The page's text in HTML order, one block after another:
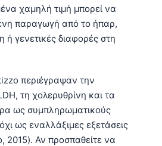
χαμηλή τιμή μπορεί να
παραγωγή από το ήπαρ,
ή γενετικές διαφορές στη
περιέγραψαν την
τη χολερυθρίνη και τα
ως συμπληρωματικούς
ως εναλλάξιμες εξετάσεις
2015). Αν προσπαθείτε να